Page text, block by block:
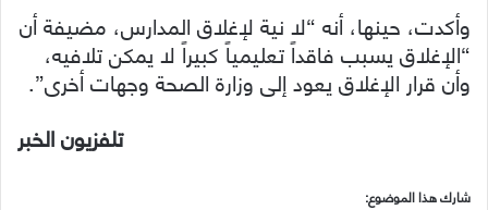
وأكدت، حينها، أنه “لا نية لإغلاق المدارس، مضيفة أن
“الإغلاق يسبب فاقداً تعليمياً كبيراً لا يمكن تلافيه،
وأن قرار الإغلاق يعود إلى وزارة الصحة وجهات أخرى”.
تلفزيون الخبر
شارك هذا الموضوع: